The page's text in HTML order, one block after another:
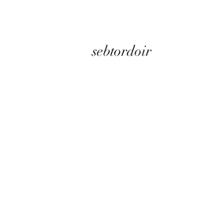
Home About us
sebtordoir